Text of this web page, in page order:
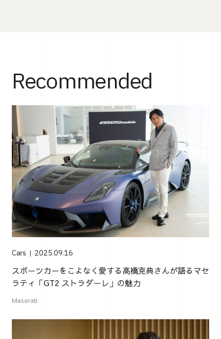
Recommended
Cars 2025.09.16
スポーツカーをこよなく愛する高橋克典さんが語るマセ
ラティ「GT2 ストラダーレ」の魅力
Maserati